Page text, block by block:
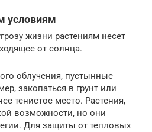
условиям
жизни растениям несет
от солнца.
облучения, пустынные
закопаться в грунт или
тенистое место. Растения,
возможности, но они
Для защиты от тепловых